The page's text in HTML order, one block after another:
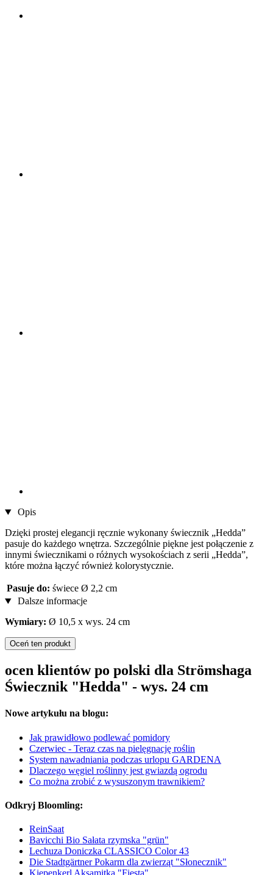
Opis
Dzięki prostej elegancji ręcznie wykonany świecznik „Hedda”
pasuje do każdego wnętrza. Szczególnie piękne jest połączenie z
innymi świecznikami o różnych wysokościach z serii „Hedda”,
które można łączyć również kolorystycznie.
Pasuje do: świece Ø 2,2 cm
Dalsze informacje
Wymiary: Ø 10,5 x wys. 24 cm
Oceń ten produkt
ocen klientów po polski dla Strömshaga
Świecznik "Hedda" - wys. 24 cm
Nowe artykułu na blogu:
Jak prawidłowo podlewać pomidory
Czerwiec - Teraz czas na pielęgnację roślin
System nawadniania podczas urlopu GARDENA
Dlaczego węgiel roślinny jest gwiazdą ogrodu
Co można zrobić z wysuszonym trawnikiem?
Odkryj Bloomling:
ReinSaat
Bavicchi Bio Sałata rzymska "grün"
Lechuza Doniczka CLASSICO Color 43
Die Stadtgärtner Pokarm dla zwierząt "Słonecznik"